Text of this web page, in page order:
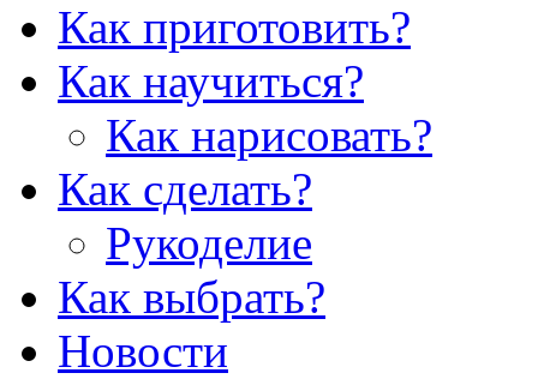
Как приготовить?
Как научиться?
Как нарисовать?
Как сделать?
Рукоделие
Как выбрать?
Новости